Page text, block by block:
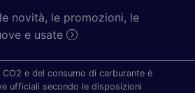
novità, le promozioni, le
e usate
e del consumo di carburante è
ufficiali secondo le disposizioni